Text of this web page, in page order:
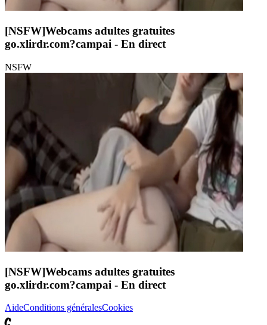
[NSFW]Webcams adultes gratuites
go.xlirdr.com?campai - En direct
NSFW
[NSFW]Webcams adultes gratuites
go.xlirdr.com?campai - En direct
AideConditions généralesCookies
C